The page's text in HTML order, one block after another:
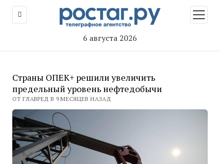
6 августа 2026
меню
Страны ОПЕК+ решили увеличить
предельный уровень нефтедобычи
ОТ ГЛАВРЕД В 9 МЕСЯЦЕВ НАЗАД